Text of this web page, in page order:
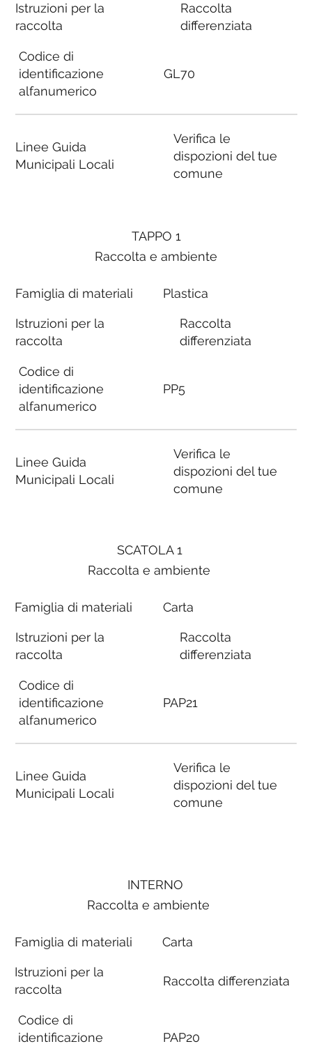
Istruzioni per la
raccolta
Codice di
identificazione
alfanumerico
Linee Guida
Municipali Locali
Raccolta
differenziata
GL70
Verifica le
dispozioni del tue
comune
SCATOLA 1
Raccolta e ambiente
Famiglia di materiali
Istruzioni per la
raccolta
Codice di
identificazione
alfanumerico
Linee Guida
Municipali Locali
Carta
Raccolta
differenziata
PAP21
Verifica le
dispozioni del tue
comune
TAPPO 1
Raccolta e ambiente
Famiglia di materiali
Istruzioni per la
raccolta
Codice di
identificazione
alfanumerico
Linee Guida
Municipali Locali
Plastica
Raccolta
differenziata
PP5
Verifica le
dispozioni del tue
comune
INTERNO
Raccolta e ambiente
Famiglia di materiali
Istruzioni per la
raccolta
Codice di
identificazione
Carta
Raccolta differenziata
PAP20